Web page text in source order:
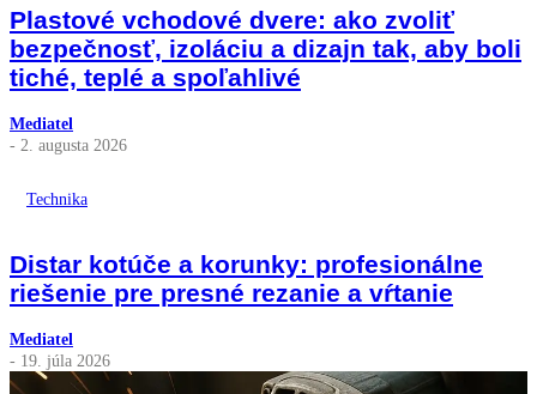
Plastové vchodové dvere: ako zvoliť
bezpečnosť, izoláciu a dizajn tak, aby boli
tiché, teplé a spoľahlivé
Mediatel
- 2. augusta 2026
Technika
Distar kotúče a korunky: profesionálne
riešenie pre presné rezanie a vŕtanie
Mediatel
- 19. júla 2026